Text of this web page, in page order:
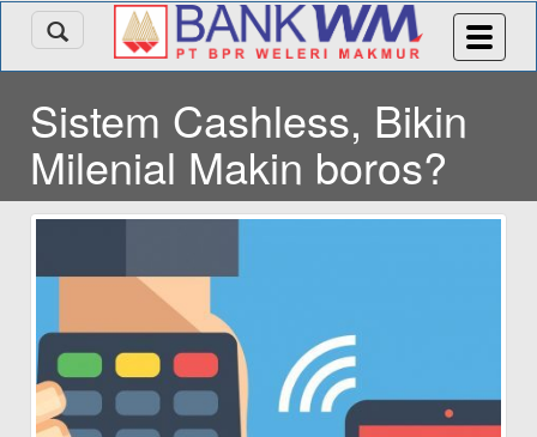
Sistem Cashless, Bikin
Milenial Makin boros?